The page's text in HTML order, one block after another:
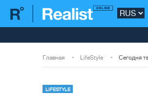
Главная LifeStyle
LIFESTYLE